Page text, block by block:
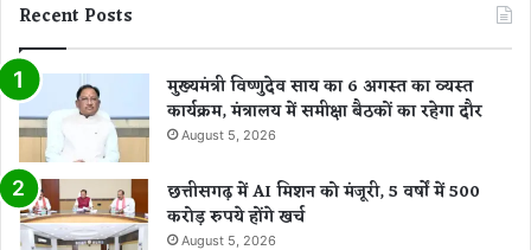
Recent Posts
मुख्यमंत्री विष्णुदेव साय का 6 अगस्त का व्यस्त
कार्यक्रम, मंत्रालय में समीक्षा बैठकों का रहेगा दौर
August 5, 2026
छत्तीसगढ़ में AI मिशन को मंजूरी, 5 वर्षों में 500
करोड़ रुपये होंगे खर्च
August 5, 2026